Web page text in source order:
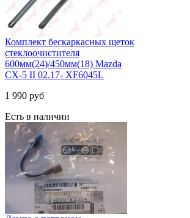
Комплект бескаркасных щеток
Фильтр масляный 152089F60A
1 350 руб
Есть в наличии